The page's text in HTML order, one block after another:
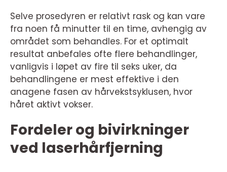
Selve prosedyren er relativt rask og kan vare
fra noen få minutter til en time, avhengig av
området som behandles. For et optimalt
resultat anbefales ofte flere behandlinger,
vanligvis i løpet av fire til seks uker, da
behandlingene er mest effektive i den
anagene fasen av hårvekstsyklusen, hvor
håret aktivt vokser.
Fordeler og bivirkninger
ved laserhårfjerning